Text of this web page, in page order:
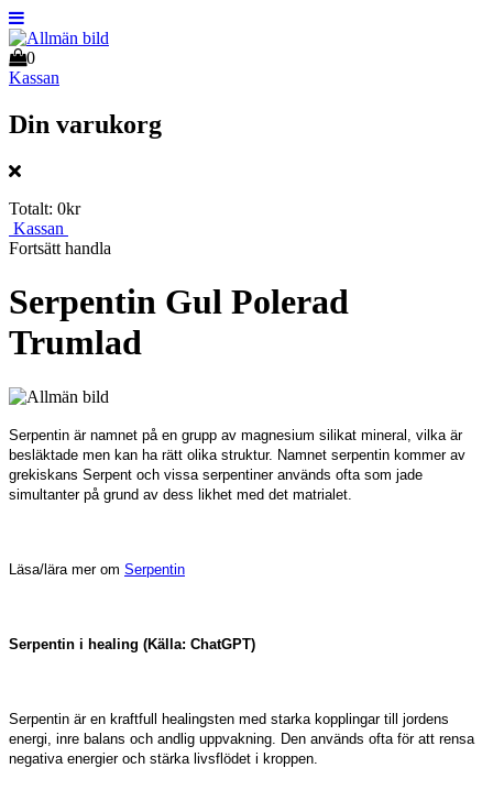
0
Kassan
Din varukorg
Totalt: 0kr
Kassan
Fortsätt handla
Serpentin Gul Polerad
Trumlad
Serpentin är namnet på en grupp av magnesium silikat mineral, vilka är
besläktade men kan ha rätt olika struktur. Namnet serpentin kommer av
grekiskans Serpent och vissa serpentiner används ofta som jade
simultanter på grund av dess likhet med det matrialet.
Läsa/lära mer om Serpentin
Serpentin i healing (Källa: ChatGPT)
Serpentin är en kraftfull healingsten med starka kopplingar till jordens
energi, inre balans och andlig uppvakning. Den används ofta för att rensa
negativa energier och stärka livsflödet i kroppen.